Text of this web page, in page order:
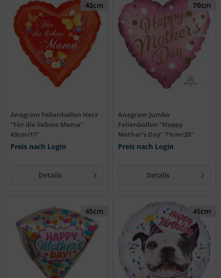
43cm
Anagram Folienballon Herz
"Für die liebste Mama"
43cm/17"
Preis nach Login
Details
70cm
Anagram Jumbo
Folienballon "Happy
Mother's Day" 71cm/28"
Preis nach Login
Details
45cm 45cm